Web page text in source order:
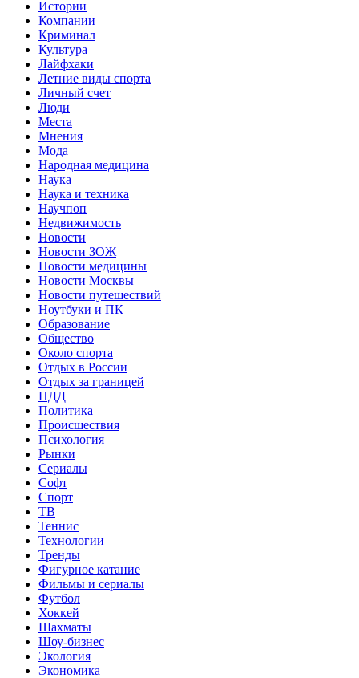
Истории
Компании
Криминал
Культура
Лайфхаки
Летние виды спорта
Личный счет
Люди
Места
Мнения
Мода
Народная медицина
Наука
Наука и техника
Научпоп
Недвижимость
Новости
Новости ЗОЖ
Новости медицины
Новости Москвы
Новости путешествий
Ноутбуки и ПК
Образование
Общество
Около спорта
Отдых в России
Отдых за границей
ПДД
Политика
Происшествия
Психология
Рынки
Сериалы
Софт
Спорт
ТВ
Теннис
Технологии
Тренды
Фигурное катание
Фильмы и сериалы
Футбол
Хоккей
Шахматы
Шоу-бизнес
Экология
Экономика